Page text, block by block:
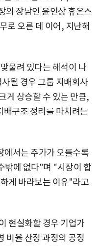
의 장남인 윤인상 휴온스
로 오른 데 이어, 지난해
물려 있다는 해석이 나
될 경우 그룹 지배회사
게 상승할 수 있는 만큼,
배구조 정리를 마치려는
에서는 주가가 오를수록
밖에 없다"며 "시장이 합
게 바라보는 이유"라고
현실화할 경우 기업가
비율 산정 과정의 공정